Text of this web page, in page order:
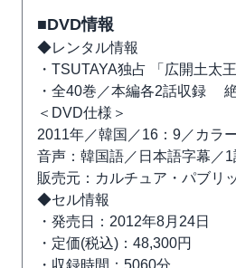
■DVD情報
◆レンタル情報
・TSUTAYA独占 「広開土太
・全40巻／本編各2話収録
＜DVD仕様＞
2011年／韓国／16：9／カラ
音声：韓国語／日本語字幕／
販売元：カルチュア・パブリ
◆セル情報
・発売日：2012年8月24日
・定価(税込)：48,300円
・収録時間：5060分